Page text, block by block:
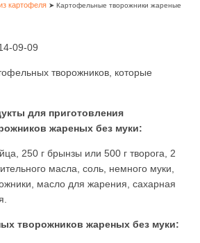
картофеля ➤ Картофельные творожники жареные
09-09
творожников, которые
для приготовления
жареных без муки:
250 г брынзы или 500 г творога, 2
масла, соль, немного муки,
масло для жарения, сахарная
творожников жареных без муки: